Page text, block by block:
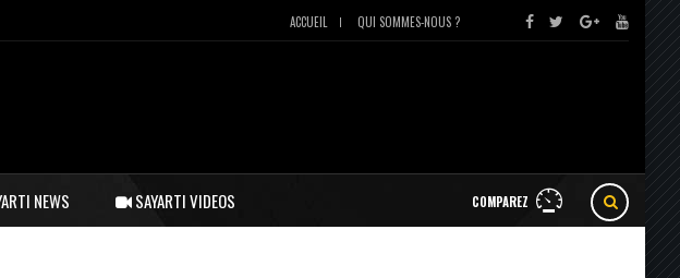
ACCUEIL QUI SOMMES-NOUS ?
COMPAREZ
NEWS SAYARTI VIDEOS